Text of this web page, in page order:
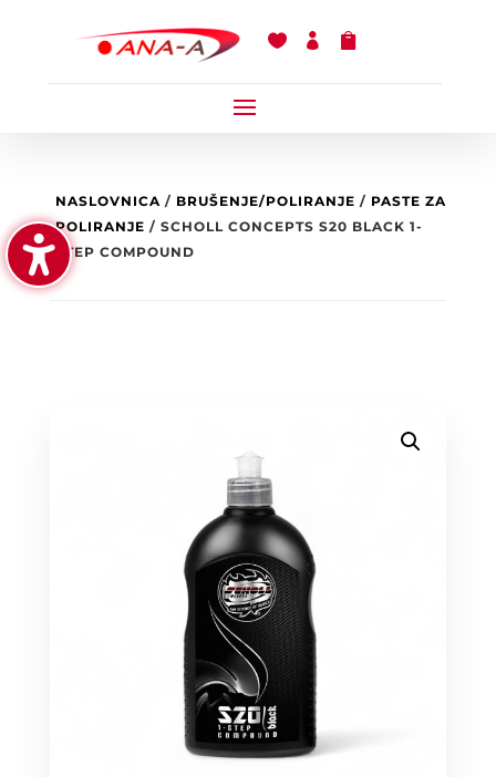
  
NASLOVNICA/ BRUŠENJE/POLIRANJE / PASTE ZA
POLIRANJE / SCHOLL CONCEPTS S20 BLACK 1-
STEP COMPOUND